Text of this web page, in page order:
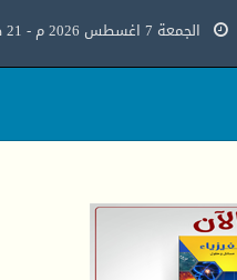
الجمعة 7 اغسطس 2026 م - 21 صفر 1448هـ